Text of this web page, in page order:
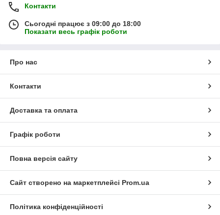
Контакти
Сьогодні працює з 09:00 до 18:00
Показати весь графік роботи
Про нас
Контакти
Доставка та оплата
Графік роботи
Повна версія сайту
Сайт створено на маркетплейсі Prom.ua
Політика конфіденційності